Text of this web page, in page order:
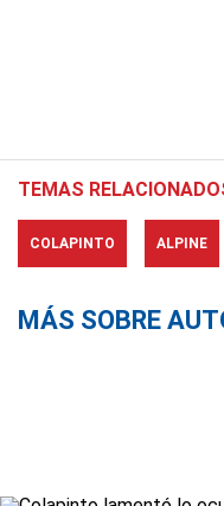
TEMAS
COLAPINTO ALPINE
MÁS SOBRE